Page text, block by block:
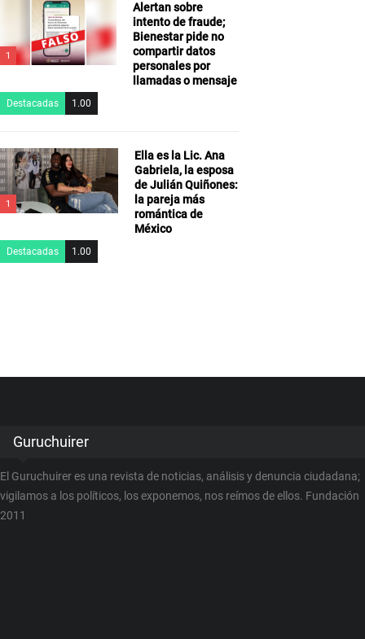
1
Alertan sobre
intento de fraude;
Bienestar pide no
compartir datos
personales por
llamadas o mensaje
Destacadas 1.00
1
Ella es la Lic. Ana
Gabriela, la esposa
de Julián Quiñones:
la pareja más
romántica de
México
Destacadas 1.00
Guruchuirer
El Guruchuirer es una revista de noticias, análisis y denuncia ciudadana;
vigilamos a los políticos, los exponemos, nos reímos de ellos. Fundación
2011